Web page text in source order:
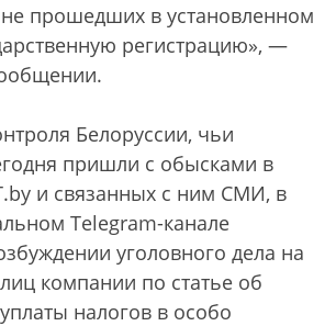
прошедших в установленном
регистрацию», —
Белоруссии, чьи
пришли с обысками в
и связанных с ним СМИ, в
Telegram-канале
уголовного дела на
компании по статье об
налогов в особо